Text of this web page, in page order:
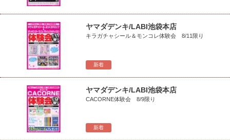
新着
ヤマダデンキ/LABI池袋本店
キラガチャシール＆モンコレ体験会 8/11限り
新着
ヤマダデンキ/LABI池袋本店
CACORNE体験会 8/9限り